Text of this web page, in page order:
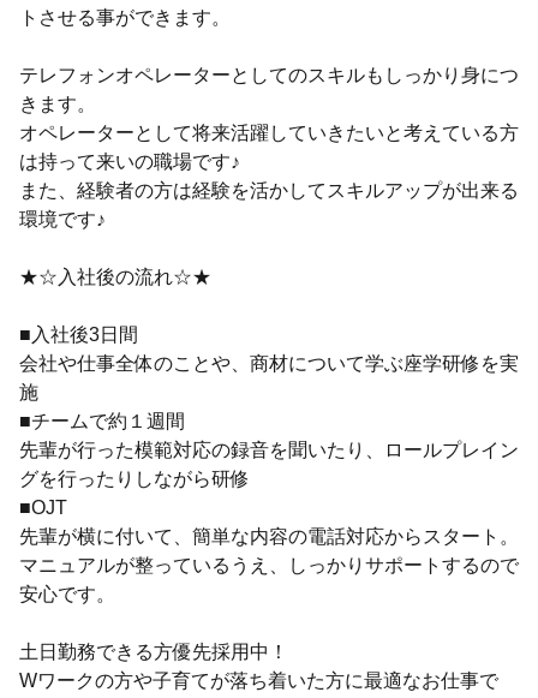
トさせる事ができます。
テレフォンオペレーターとしてのスキルもしっかり身につ
きます。
オペレーターとして将来活躍していきたいと考えている方
は持って来いの職場です♪
また、経験者の方は経験を活かしてスキルアップが出来る
環境です♪
★☆入社後の流れ☆★
■入社後3日間
会社や仕事全体のことや、商材について学ぶ座学研修を実
施
■チームで約１週間
先輩が行った模範対応の録音を聞いたり、ロールプレイン
グを行ったりしながら研修
■OJT
先輩が横に付いて、簡単な内容の電話対応からスタート。
マニュアルが整っているうえ、しっかりサポートするので
安心です。
土日勤務できる方優先採用中！
Wワークの方や子育てが落ち着いた方に最適なお仕事で